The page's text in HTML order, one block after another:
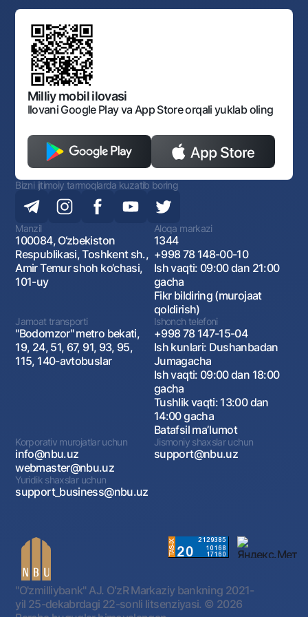
Aksilkorrupsiya
Korporativ uslub
Sayt haritasi
Ofis va bankomatlar
Shaxsiy ma'lumotlarni qayta ishlashga rozilik berish
O‘zbekiston Tasviriy san’at galereyasi
Standart shartnomalar
Normativ-huquqiy hujjatlar loyihalarini muhokama qilish
Normativ huquqiy hujjatlar
O'zbekiston Respublikasi Tashqi Iqtisodiy Faoliyat Milliy
Bankining ish tartibi va rejimi
Ochiq ma'lumotlar
Monopoliyaga qarshi komplaens
Milliy mobil ilovasi
Ilovani Google Play va App Store orqali yuklab oling
Bizni ijtimoiy tarmoqlarda kuzatib boring
Manzil
100084, O‘zbekiston
Respublikasi, Toshkent sh.,
Amir Temur shoh ko‘chasi,
101-uy
Aloqa markazi
1344
+998 78 148-00-10
Ish vaqti: 09:00 dan 21:00
gacha
Fikr bildiring (murojaat
qoldirish)
Jamoat transporti
"Bodomzor" metro bekati,
19, 24, 51, 67, 91, 93, 95,
115, 140-avtobuslar
Ishonch telefoni
+998 78 147-15-04
Ish kunlari: Dushanbadan
Jumagacha
Ish vaqti: 09:00 dan 18:00
gacha
Tushlik vaqti: 13:00 dan
14:00 gacha
Batafsil maʼlumot
Korporativ murojatlar uchun
info@nbu.uz
webmaster@nbu.uz
Jismoniy shaxslar uchun
support@nbu.uz
Yuridik shaxslar uchun
support_business@nbu.uz
"O'zmilliybank" AJ. OʻzR Markaziy bankning 2021-
yil 25-dekabrdagi 22-sonli litsenziyasi. © 2026